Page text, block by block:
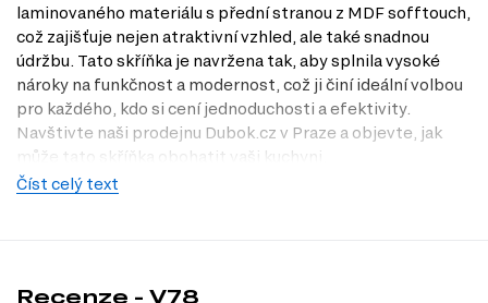
laminovaného materiálu s přední stranou z MDF sofftouch,
což zajišťuje nejen atraktivní vzhled, ale také snadnou
údržbu. Tato skříňka je navržena tak, aby splnila vysoké
nároky na funkčnost a modernost, což ji činí ideální volbou
pro každého, kdo si cení jednoduchosti a efektivity.
Navštivte naši prodejnu Dubok.cz v Praze a objevte, jak
může tato skříňka obohatit vaši kuchyni.
Dostupné modifikace produktu
Číst celý text
Recenze - V78